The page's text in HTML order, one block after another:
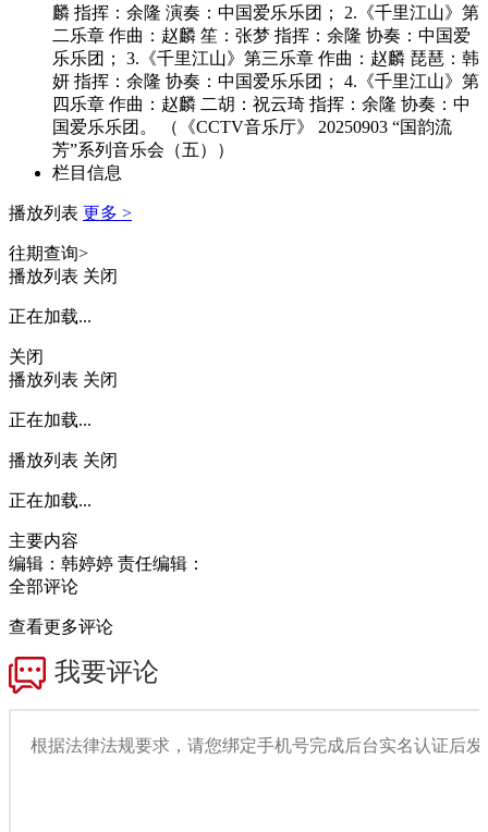
麟 指挥：余隆 演奏：中国爱乐乐团； 2.《千里江山》第
二乐章 作曲：赵麟 笙：张梦 指挥：余隆 协奏：中国爱
乐乐团； 3.《千里江山》第三乐章 作曲：赵麟 琵琶：韩
妍 指挥：余隆 协奏：中国爱乐乐团； 4.《千里江山》第
四乐章 作曲：赵麟 二胡：祝云琦 指挥：余隆 协奏：中
国爱乐乐团。 （《CCTV音乐厅》 20250903 “国韵流
芳”系列音乐会（五））
栏目信息
播放列表 更多 >
往期查询>
播放列表 关闭
正在加载...
关闭
播放列表 关闭
正在加载...
播放列表 关闭
正在加载...
主要内容
编辑：韩婷婷 责任编辑：
全部评论
查看更多评论